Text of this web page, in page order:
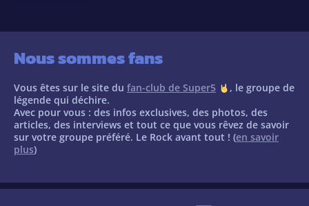
Nous sommes fans
Vous êtes sur le site du fan-club de Super5
, le groupe de
légende qui déchire.
Avec pour vous : des infos exclusives, des photos, des
articles, des interviews et tout ce que vous rêvez de savoir
sur votre groupe préféré. Le Rock avant tout ! (en savoir
plus)